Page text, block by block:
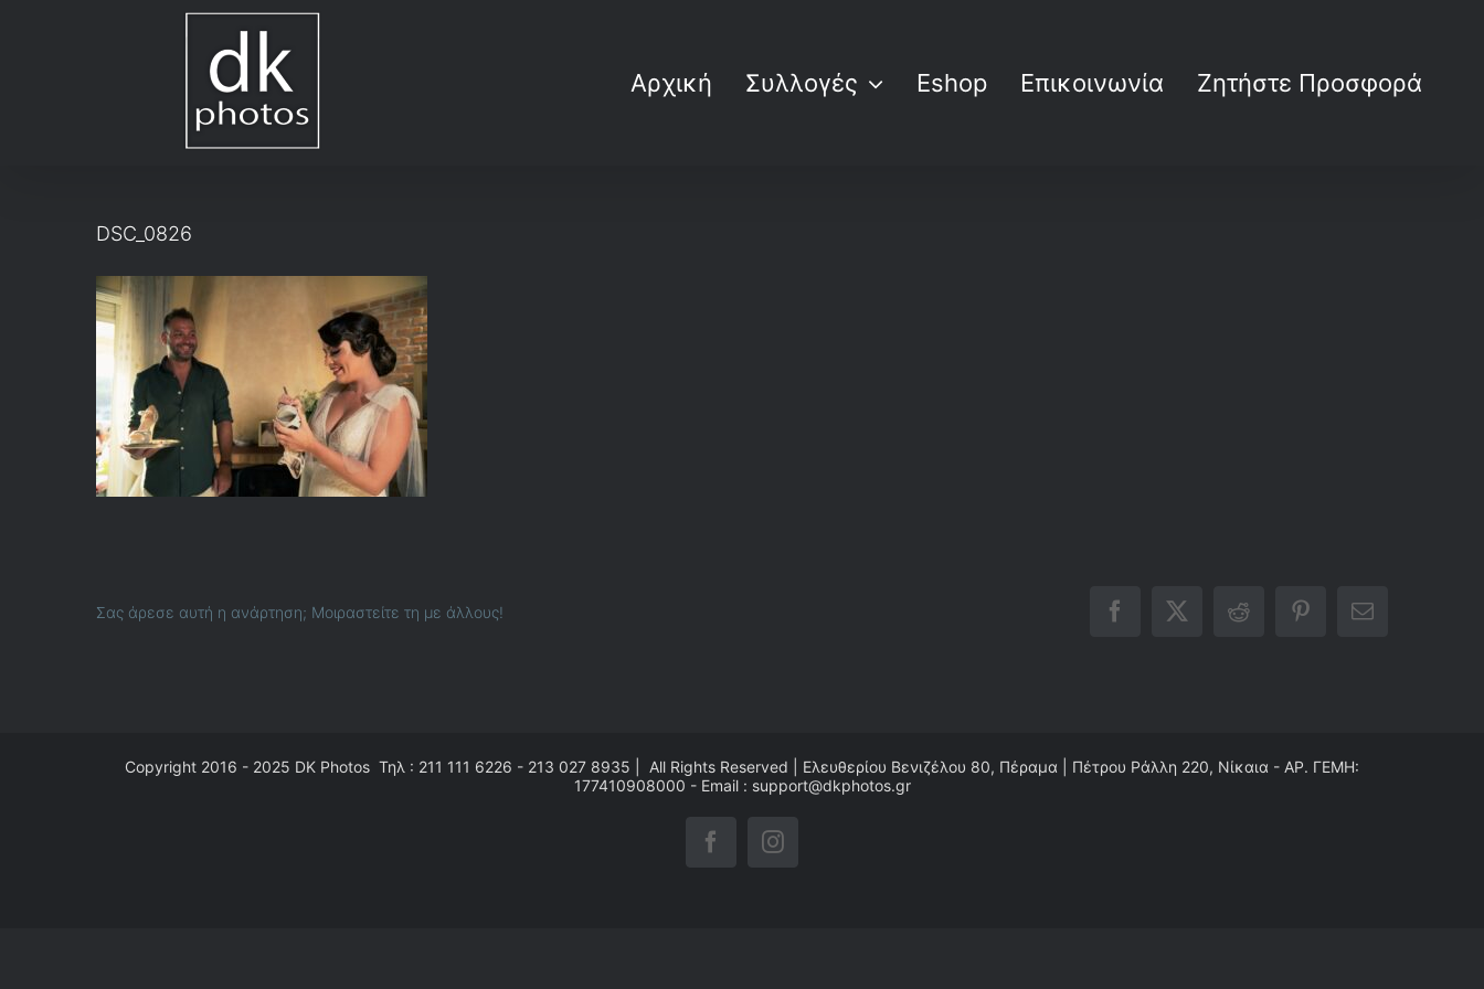
Αρχική Συλλογές Eshop Επικοινωνία Ζητήστε Προσφορά
DSC_0826
Σας άρεσε αυτή η ανάρτηση; Μοιραστείτε τη με άλλους! Facebook
X RedditPinterestEmail
Copyright 2016 - 2025 DK Photos Τηλ : 211 111 6226 - 213 027 8935 | All Rights Reserved | Ελευθερίου Βενιζέλου 80, Πέραμα | Πέτρου Ράλλη 220, Νίκαια - ΑΡ. ΓΕΜΗ:
177410908000 - Email : support@dkphotos.gr
FacebookInstagram